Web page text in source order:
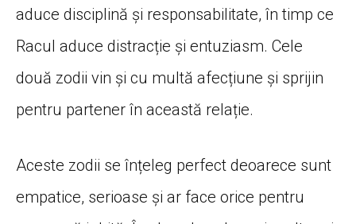
aduce disciplină și responsabilitate, în timp ce
Racul aduce distracție și entuziasm. Cele
două zodii vin și cu multă afecțiune și sprijin
pentru partener în această relație.
Aceste zodii se înțeleg perfect deoarece sunt
empatice, serioase și ar face orice pentru